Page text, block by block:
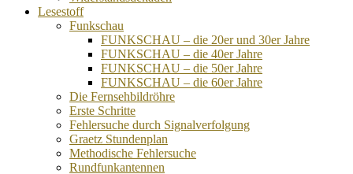
Lesestoff
Funkschau
FUNKSCHAU – die 20er und 30er Jahre
FUNKSCHAU – die 40er Jahre
FUNKSCHAU – die 50er Jahre
FUNKSCHAU – die 60er Jahre
Die Fernsehbildröhre
Erste Schritte
Fehlersuche durch Signalverfolgung
Graetz Stundenplan
Methodische Fehlersuche
Rundfunkantennen